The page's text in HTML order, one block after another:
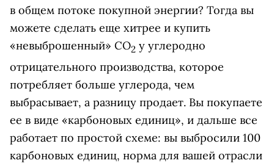
в общем потоке покупной энергии? Тогда вы
можете сделать еще хитрее и купить
«невыброшенный» СО2 у углеродно
отрицательного производства, которое
потребляет больше углерода, чем
выбрасывает, а разницу продает. Вы покупаете
ее в виде «карбоновых единиц», и дальше все
работает по простой схеме: вы выбросили 100
карбоновых единиц, норма для вашей отрасли